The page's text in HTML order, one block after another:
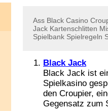
Ass Black Casino
Jack Kartenschlitten
Spielbank Spielregeln
Black Jack
Black Jack ist
Spielkasino
den Croupier,
Gegensatz zum